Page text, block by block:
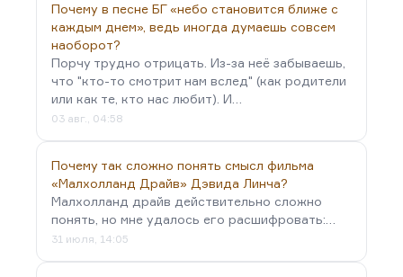
Почему в песне БГ «небо становится ближе с
каждым днем», ведь иногда думаешь совсем
наоборот?
Порчу трудно отрицать. Из-за неё забываешь,
что "кто-то смотрит нам вслед" (как родители
или как те, кто нас любит). И…
03 авг., 04:58
Почему так сложно понять смысл фильма
«Малхолланд Драйв» Дэвида Линча?
Малхолланд драйв действительно сложно
понять, но мне удалось его расшифровать:…
31 июля, 14:05